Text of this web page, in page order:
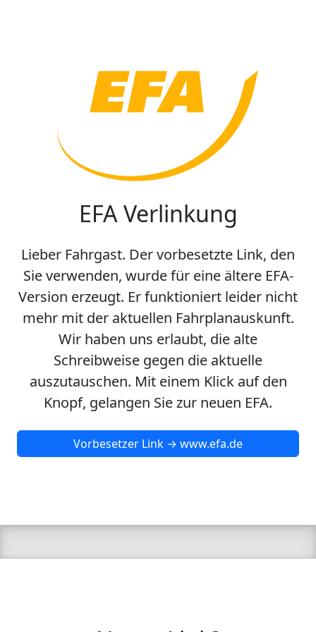
EFA Verlinkung
Lieber Fahrgast. Der vorbesetzte Link, den
Sie verwenden, wurde für eine ältere EFA-
Version erzeugt. Er funktioniert leider nicht
mehr mit der aktuellen Fahrplanauskunft.
Wir haben uns erlaubt, die alte
Schreibweise gegen die aktuelle
auszutauschen. Mit einem Klick auf den
Knopf, gelangen Sie zur neuen EFA.
Vorbesetzer Link → www.efa.de